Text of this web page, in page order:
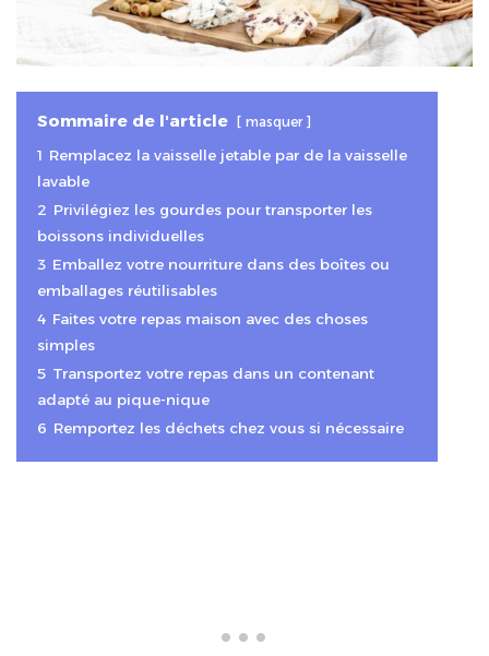
Sommaire de l'article masquer
1 Remplacez la vaisselle jetable par de la vaisselle
lavable
2 Privilégiez les gourdes pour transporter les
boissons individuelles
3 Emballez votre nourriture dans des boîtes ou
emballages réutilisables
4 Faites votre repas maison avec des choses
simples
5 Transportez votre repas dans un contenant
adapté au pique-nique
6 Remportez les déchets chez vous si nécessaire